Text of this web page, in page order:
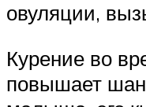
овуляции,
Курение во
повышает